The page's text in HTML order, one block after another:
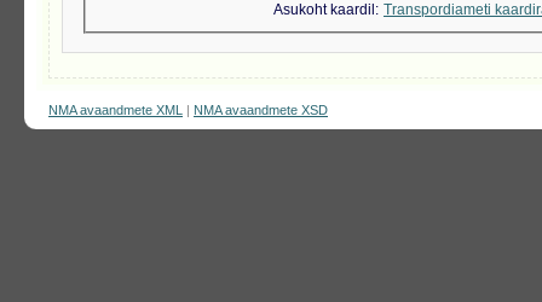
Asukoht kaardil
Transpordiameti
NMA avaandmete XML | NMA avaandmete XSD